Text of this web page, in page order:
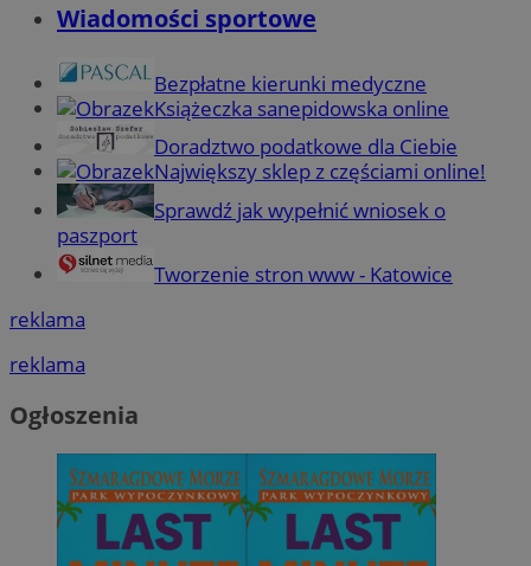
Wiadomości sportowe
Bezpłatne kierunki medyczne
Książeczka sanepidowska online
Doradztwo podatkowe dla Ciebie
Największy sklep z częściami online!
Sprawdź jak wypełnić wniosek o
paszport
Tworzenie stron www - Katowice
reklama
reklama
Ogłoszenia